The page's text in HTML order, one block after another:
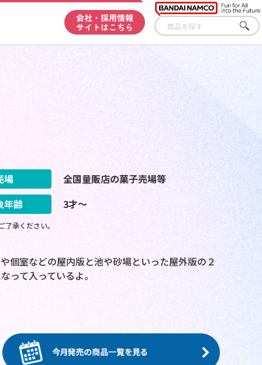
会社・採用情報
サイトはこちら
さが
す
場
全国量販店の菓子売場等
年齢
3才～
承ください。
個室などの屋内版と池や砂場といった屋外版の２
って入っているよ。